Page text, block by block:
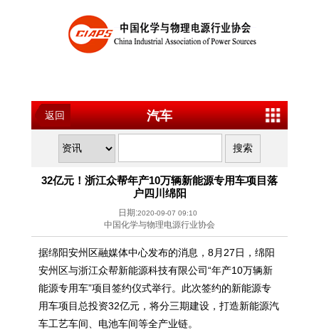
返回 汽车
32亿元！浙江众帮年产10万辆新能源专用车项目落
户四川绵阳
日期:2020-09-07 09:10
中国化学与物理电源行业协会
据绵阳安州区融媒体中心发布的消息，8月27日，绵阳
安州区与浙江众帮新能源科技有限公司“年产10万辆新
能源专用车”项目签约仪式举行。此次签约的新能源专
用车项目总投资32亿元，将分三期建设，打造新能源汽
车工艺车间、电池车间等全产业链。